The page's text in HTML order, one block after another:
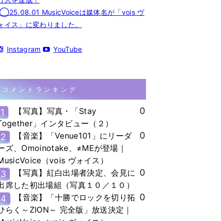
◯25.08.01 MusicVoiceは媒体名が「vois ヴ
イス」に変わりました。
Instagram YouTube
コメントランキング
1
【写真】写真・「Stay
」インタビュー（２）
0
2
【音楽】「Venue101」にリーダ
ズ、Omoinotake、≠MEが登場｜
（vois ヴォイス）
0
3
【写真】紅白出場者決定、会見に
席した初出場組（写真１０／１０）
0
4
【音楽】「十勝でロックを切り拓
らく～ZION～ 完全版」放送決定｜
0